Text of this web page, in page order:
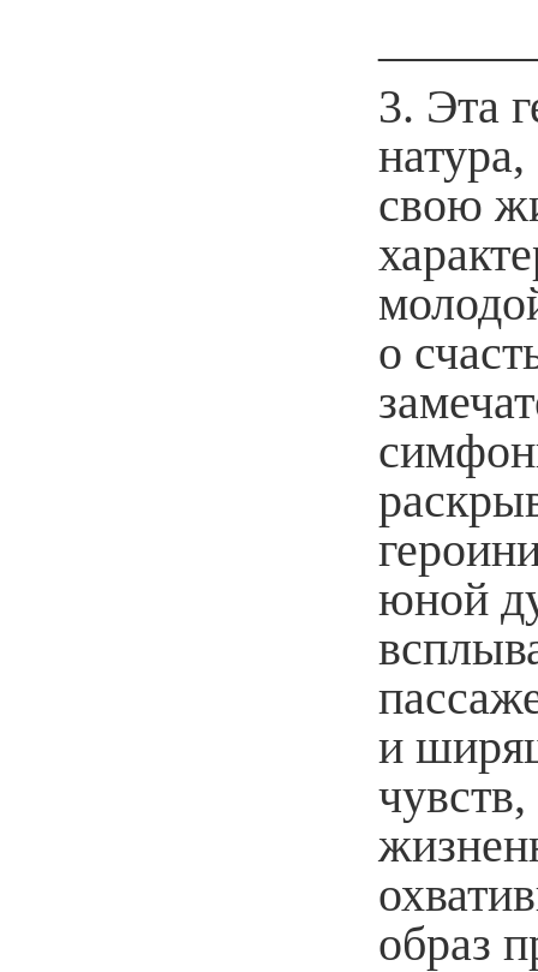
3. Эта
свою
о
юной
и
образ